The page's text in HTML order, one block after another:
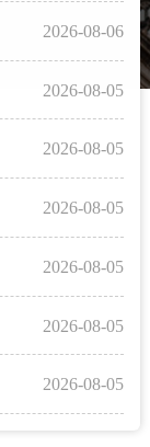
2026-08-06
2026-08-05
2026-08-05
2026-08-05
2026-08-05
2026-08-05
2026-08-05